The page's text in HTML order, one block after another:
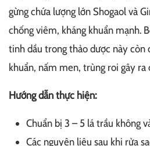
gừng chứa lượng lớn Shogaol và
chống viêm, kháng khuẩn mạnh.
tinh dầu trong thảo dược này còn
khuẩn, nấm men, trùng roi gây ra
Hướng dẫn thực hiện:
Chuẩn bị 3 – 5 lá trầu không
Các nguyên liệu sau khi rửa